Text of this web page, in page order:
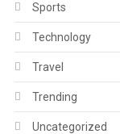
Sports
Technology
Travel
Trending
Uncategorized